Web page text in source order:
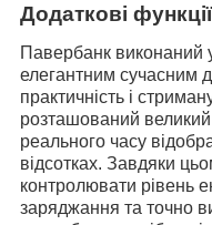
Додаткові функції
Павербанк виконаний
елегантним сучасним
практичність і
розташований великий
реального часу
відсотках. Завдяки
контролювати рівень
заряджання та точно